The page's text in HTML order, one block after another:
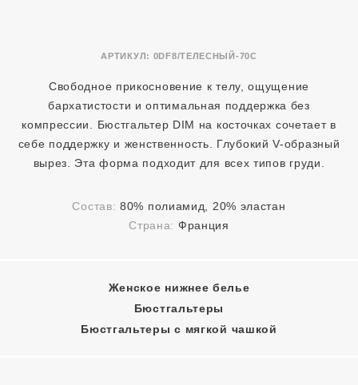
АРТИКУЛ: 0DF8/ТЕЛЕСНЫЙ-70C
Свободное прикосновение к телу, ощущение
бархатистости и оптимальная поддержка без
компрессии. Бюстгальтер DIM на косточках cочетает в
себе поддержку и женственность. Глубокий V-образный
вырез. Эта форма подходит для всех типов груди.
Состав:80% полиамид, 20% эластан
Страна: Франция
Женское нижнее белье
Бюстгальтеры
Бюстгальтеры с мягкой чашкой